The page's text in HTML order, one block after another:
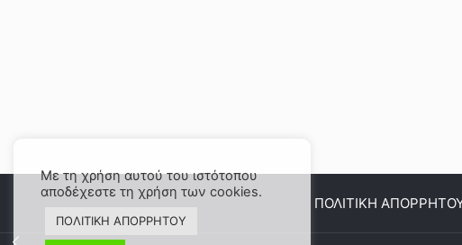
ΠΟΛΙΤΙΚΗ
Με τη χρήση αυτού του ιστότοπου
αποδέχεστε τη χρήση των cookies.
ΠΟΛΙΤΙΚΗ ΑΠΟΡΡΗΤΟΥ